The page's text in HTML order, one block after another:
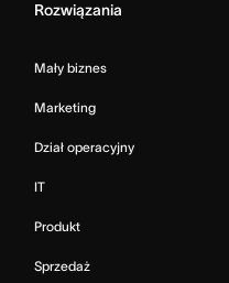
Rozwiązania
Mały biznes
Marketing
Dział operacyjny
IT
Produkt
Sprzedaż